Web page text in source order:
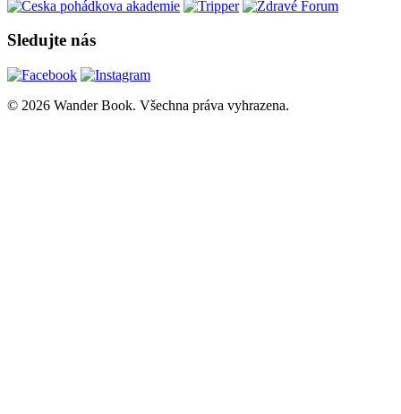
Sledujte nás
© 2026 Wander Book. Všechna práva vyhrazena.